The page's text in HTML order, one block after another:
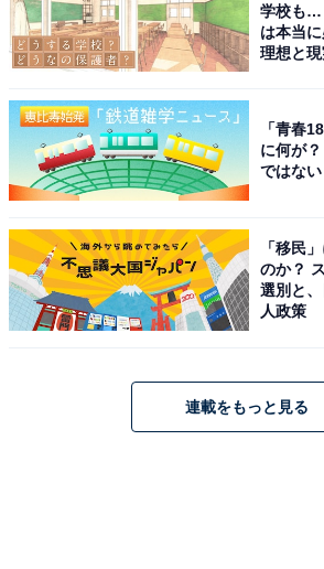
も2時間9分台を2度記録するなど、好
ヤー駅伝の旧4区コースの区間記録保
・遠藤日向選手（住友電工）
2016年度の高校ナンバーワン選手。
では留学生を退け、優勝を果たしまし
で東京五輪出場を狙うため、高校卒
せずに住友電工への入社を決めたと
本選手権1500m2位。
学校も…
は本当
理想と
「青春
に何が
ではない
「移民
のか？
選別と
人政策
連載をもっと見る